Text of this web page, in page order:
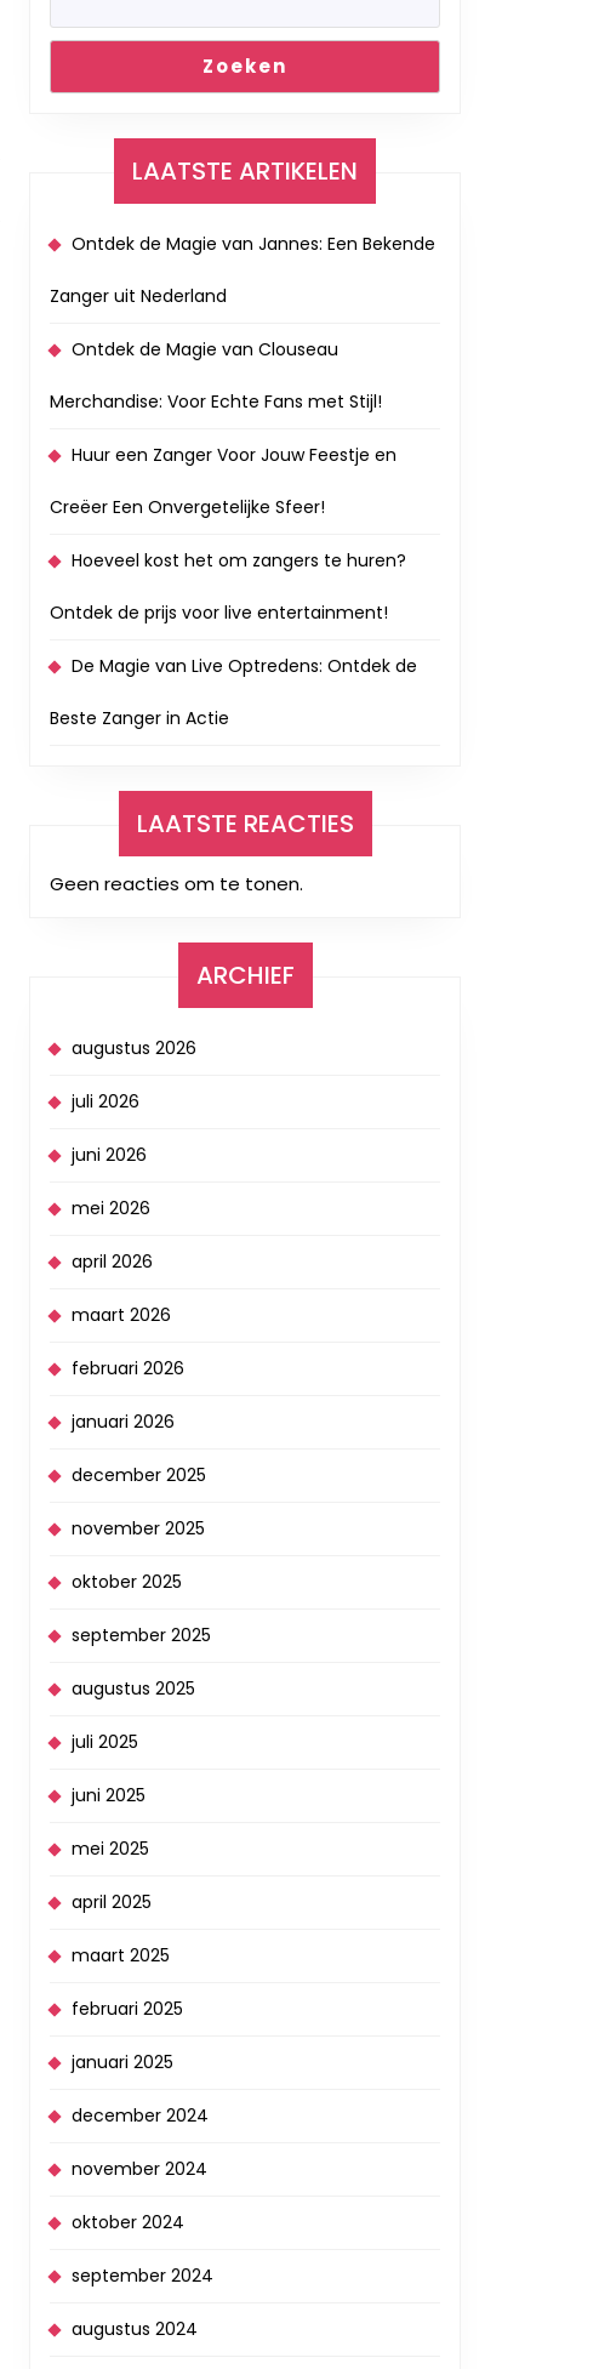
Zoeken
LAATSTE ARTIKELEN
Ontdek de Magie van Jannes: Een Bekende
Zanger uit Nederland
Ontdek de Magie van Clouseau
Merchandise: Voor Echte Fans met Stijl!
Huur een Zanger Voor Jouw Feestje en
Creëer Een Onvergetelijke Sfeer!
Hoeveel kost het om zangers te huren?
Ontdek de prijs voor live entertainment!
De Magie van Live Optredens: Ontdek de
Beste Zanger in Actie
LAATSTE REACTIES
Geen reacties om te tonen.
ARCHIEF
augustus 2026
juli 2026
juni 2026
mei 2026
april 2026
maart 2026
februari 2026
januari 2026
december 2025
november 2025
oktober 2025
september 2025
augustus 2025
juli 2025
juni 2025
mei 2025
april 2025
maart 2025
februari 2025
januari 2025
december 2024
november 2024
oktober 2024
september 2024
augustus 2024